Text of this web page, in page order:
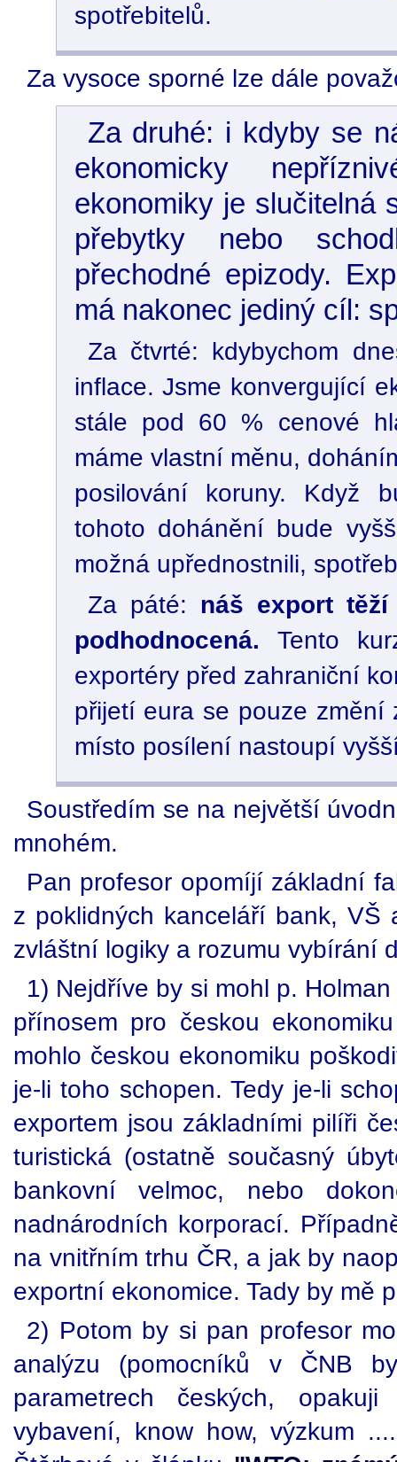
spotřebitelů.
Za vysoce sporné lze dále
Za druhé: i kdyby se
ekonomicky
ekonomiky je slučitelná
přebytky nebo
přechodné epizody.
má nakonec jediný cíl:
Za čtvrté: kdybychom
inflace. Jsme konvergující
stále pod 60 % cenové
máme vlastní měnu,
posilování koruny. Když
tohoto dohánění bude
možná upřednostnili,
Za páté: náš export
podhodnocená. Tento
exportéry před zahraniční
přijetí eura se pouze změní
místo posílení nastoupí
Soustředím se na největší
mnohém.
Pan profesor opomíjí základní
z poklidných kanceláří bank,
zvláštní logiky a rozumu vybírání
1) Nejdříve by si mohl p.
přínosem pro českou
mohlo českou ekonomiku
je-li toho schopen. Tedy je-li
exportem jsou základními pilíři
turistická (ostatně současný
bankovní velmoc, nebo
nadnárodních korporací.
na vnitřním trhu ČR, a jak by
exportní ekonomice. Tady by mě
2) Potom by si pan profesor
analýzu (pomocníků v ČNB
parametrech českých,
vybavení, know how, výzkum